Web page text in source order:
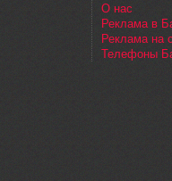
О нас
Реклама в
Реклама на
Телефоны